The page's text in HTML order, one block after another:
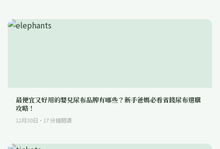
最便宜又好用的嬰兒尿布品牌有哪些？新手爸媽必看省錢尿布選購
攻略！
12月30日 · 17分鐘閱讀